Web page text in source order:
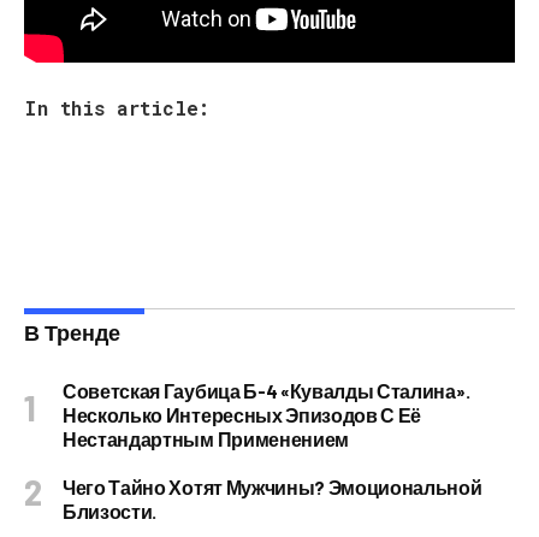
неудачной пластической операции?
In this article:
В Тренде
Советская Гаубица Б-4 «Кувалды Сталина».
Несколько Интересных Эпизодов С Её
Нестандартным Применением
Чего Тайно Хотят Мужчины? Эмоциональной
Близости.